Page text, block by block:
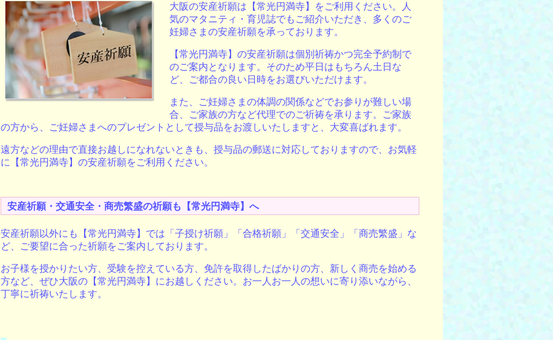
大阪の安産祈願は【常光円満寺】をご利用ください。
人
気のマタニティ・育児誌でもご紹介いただき、多くのご
妊婦さまの安産祈願を承っております。
【常光円満寺】の安産祈願は個別祈祷かつ完全予約制で
のご案内となります。そのため平日はもちろん土日な
ど、ご都合の良い日時をお選びいただけます。
また、ご妊婦さまの体調の関係などでお参りが難しい場
合、ご家族の方など代理でのご祈祷を承ります。ご家族
の方から、ご妊婦さまへのプレゼントとして授与品をお渡しいたしますと、大変喜ばれます。
遠方などの理由で直接お越しになれないときも、授与品の郵送に対応しておりますので、お気軽
に【常光円満寺】の安産祈願をご利用ください。
安産祈願・交通安全・商売繁盛の祈願も【常光円満寺】へ
安産祈願以外にも【常光円満寺】では「子授け祈願」「合格祈願」「交通安全」「商売繁盛」な
ど、ご要望に合った祈願をご案内しております。
お子様を授かりたい方、受験を控えている方、免許を取得したばかりの方、新しく商売を始める
方など、ぜひ大阪の【常光円満寺】にお越しください。お一人お一人の想いに寄り添いながら、
丁寧に祈祷いたします。